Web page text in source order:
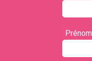
Prénom